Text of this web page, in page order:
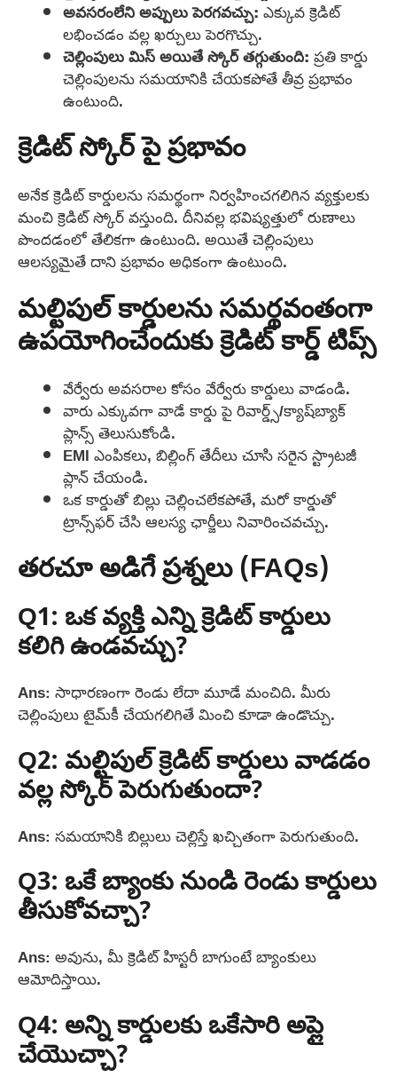
అవసరంలేని అప్పులు పెరగవచ్చు:ఎక్కువ క్రెడిట్
లభించడం వల్ల ఖర్చులు పెరగొచ్చు.
చెల్లింపులు మిస్ అయితే స్కోర్ తగ్గుతుంది:ప్రతి కార్డు
చెల్లింపులను సమయానికి చేయకపోతే తీవ్ర ప్రభావం
ఉంటుంది.
క్రెడిట్ స్కోర్ పై ప్రభావం
అనేక క్రెడిట్ కార్డులను సమర్థంగా నిర్వహించగలిగిన వ్యక్తులకు
మంచి క్రెడిట్ స్కోర్ వస్తుంది. దీనివల్ల భవిష్యత్తులో రుణాలు
పొందడంలో తేలికగా ఉంటుంది. అయితే చెల్లింపులు
ఆలస్యమైతే దాని ప్రభావం అధికంగా ఉంటుంది.
మల్టిపుల్ కార్డులను సమర్థవంతంగా
ఉపయోగించేందుకు క్రెడిట్ కార్డ్ టిప్స్
వేర్వేరు అవసరాల కోసం వేర్వేరు కార్డులు వాడండి.
వారు ఎక్కువగా వాడే కార్డు పై రివార్డ్స్/క్యాష్‌బ్యాక్
ప్లాన్స్ తెలుసుకోండి.
EMI ఎంపికలు, బిల్లింగ్ తేదీలు చూసి సరైన స్ట్రాటజీ
ప్లాన్ చేయండి.
ఒక కార్డుతో బిల్లు చెల్లించలేకపోతే, మరో కార్డుతో
ట్రాన్స్‌ఫర్ చేసి ఆలస్య ఛార్జీలు నివారించవచ్చు.
తరచూ అడిగే ప్రశ్నలు (FAQs)
Q1: ఒక వ్యక్తి ఎన్ని క్రెడిట్ కార్డులు
కలిగి ఉండవచ్చు?
Ans: సాధారణంగా రెండు లేదా మూడే మంచిది. మీరు
చెల్లింపులు టైమ్‌కీ చేయగలిగితే మించి కూడా ఉండొచ్చు.
Q2: మల్టిపుల్ క్రెడిట్ కార్డులు వాడడం
వల్ల స్కోర్ పెరుగుతుందా?
Ans: సమయానికి బిల్లులు చెల్లిస్తే ఖచ్చితంగా పెరుగుతుంది.
Q3: ఒకే బ్యాంకు నుండి రెండు కార్డులు
తీసుకోవచ్చా?
Ans: అవును, మీ క్రెడిట్ హిస్టరీ బాగుంటే బ్యాంకులు
ఆమోదిస్తాయి.
Q4: అన్ని కార్డులకు ఒకేసారి అప్లై
చేయొచ్చా?